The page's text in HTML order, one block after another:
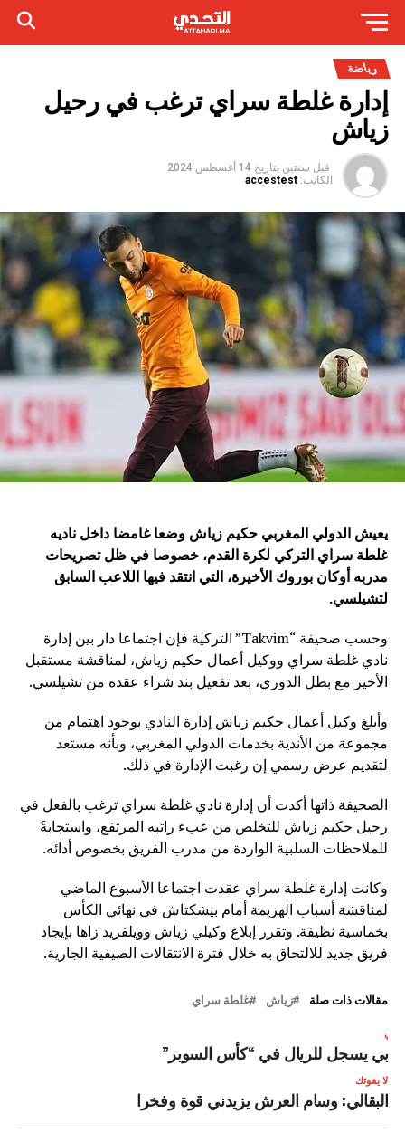
رياضة
إدارة غلطة سراي ترغب في رحيل
زياش
قبل سنتين بتاريخ 14 أغسطس 2024
الكاتب: accestest
يعيش الدولي المغربي حكيم زياش وضعا غامضا داخل ناديه
غلطة سراي التركي لكرة القدم، خصوصا في ظل تصريحات
مدربه أوكان بوروك الأخيرة، التي انتقد فيها اللاعب السابق
لتشيلسي.
وحسب صحيفة “Takvim” التركية فإن اجتماعا دار بين إدارة
نادي غلطة سراي ووكيل أعمال حكيم زياش، لمناقشة مستقبل
الأخير مع بطل الدوري، بعد تفعيل بند شراء عقده من تشيلسي.
وأبلغ وكيل أعمال حكيم زياش إدارة النادي بوجود اهتمام من
مجموعة من الأندية بخدمات الدولي المغربي، وبأنه مستعد
لتقديم عرض رسمي إن رغبت الإدارة في ذلك.
الصحيفة ذاتها أكدت أن إدارة نادي غلطة سراي ترغب بالفعل في
رحيل حكيم زياش للتخلص من عبء راتبه المرتفع، واستجابةً
للملاحظات السلبية الواردة من مدرب الفريق بخصوص أدائه.
وكانت إدارة غلطة سراي عقدت اجتماعا الأسبوع الماضي
لمناقشة أسباب الهزيمة أمام بيشكتاش في نهائي الكأس
بخماسية نظيفة. وتقرر إبلاغ وكيلي زياش وويلفريد زاها بإيجاد
فريق جديد للالتحاق به خلال فترة الانتقالات الصيفية الجارية.
مقالات ذات صلة زياش غلطة سراي
يسجل للريال في “كأس السوبر”
لا يفوتك
البقالي: وسام العرش يزيدني قوة وفخرا